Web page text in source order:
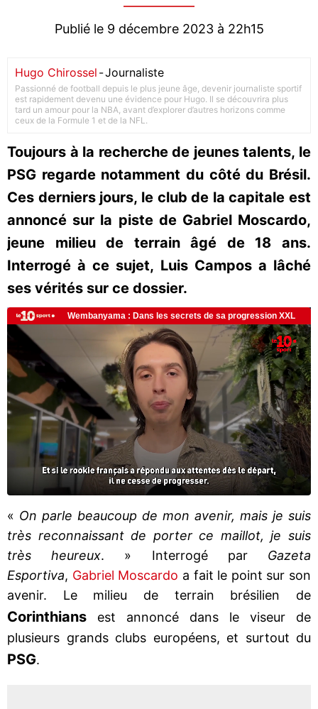
Publié le 9 décembre 2023 à 22h15
Hugo Chirossel -Journaliste
Passionné de football depuis le plus jeune âge, devenir journaliste sportif
est rapidement devenu une évidence pour Hugo. Il se découvrira plus
tard un amour pour la NBA, avant d’explorer d’autres horizons comme
ceux de la Formule 1 et de la NFL.
Toujours à la recherche de jeunes talents, le
PSG regarde notamment du côté du Brésil.
Ces derniers jours, le club de la capitale est
annoncé sur la piste de Gabriel Moscardo,
jeune milieu de terrain âgé de 18 ans.
Interrogé à ce sujet, Luis Campos a lâché
ses vérités sur ce dossier.
« On parle beaucoup de mon avenir, mais je suis
très reconnaissant de porter ce maillot, je suis
très heureux. » Interrogé parGazeta
Esportiva, Gabriel Moscardo a fait le point sur son
avenir. Le milieu de terrain brésilien de
Corinthians est annoncé dans le viseur de
plusieurs grands clubs européens, et surtout du
PSG.